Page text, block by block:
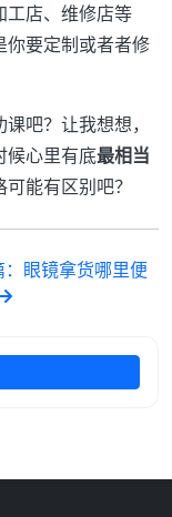
工店、维修店等
你要定制或者者修
吧？让我想想，
候心里有底最相当
能有区别吧？
：眼镜拿货哪里便